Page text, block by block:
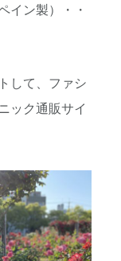
イン製）・・
して、ファシ
ック通販サイ